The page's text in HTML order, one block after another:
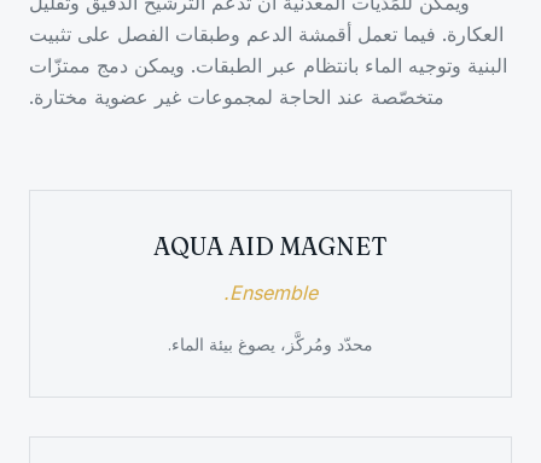
العكارة. فيما تعمل أقمشة الدعم وطبقات الفصل على تثبيت
البنية وتوجيه الماء بانتظام عبر الطبقات. ويمكن دمج ممتزّات
متخصّصة عند الحاجة لمجموعات غير عضوية مختارة.
AQUA AID MAGNET
Ensemble.
محدّد ومُركَّز، يصوغ بيئة الماء.